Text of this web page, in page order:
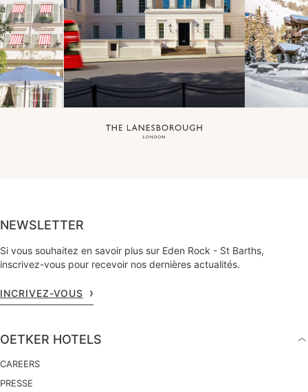
NEWSLETTER
Si vous souhaitez en savoir plus sur Eden Rock - St Barths,
inscrivez-vous pour recevoir nos dernières actualités.
INCRIVEZ-VOUS
OETKER HOTELS
CAREERS
PRESSE